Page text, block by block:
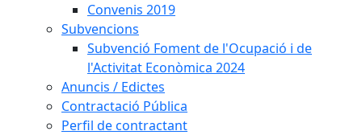
Convenis 2019
Subvencions
Subvenció Foment de l'Ocupació i de
l'Activitat Econòmica 2024
Anuncis / Edictes
Contractació Pública
Perfil de contractant